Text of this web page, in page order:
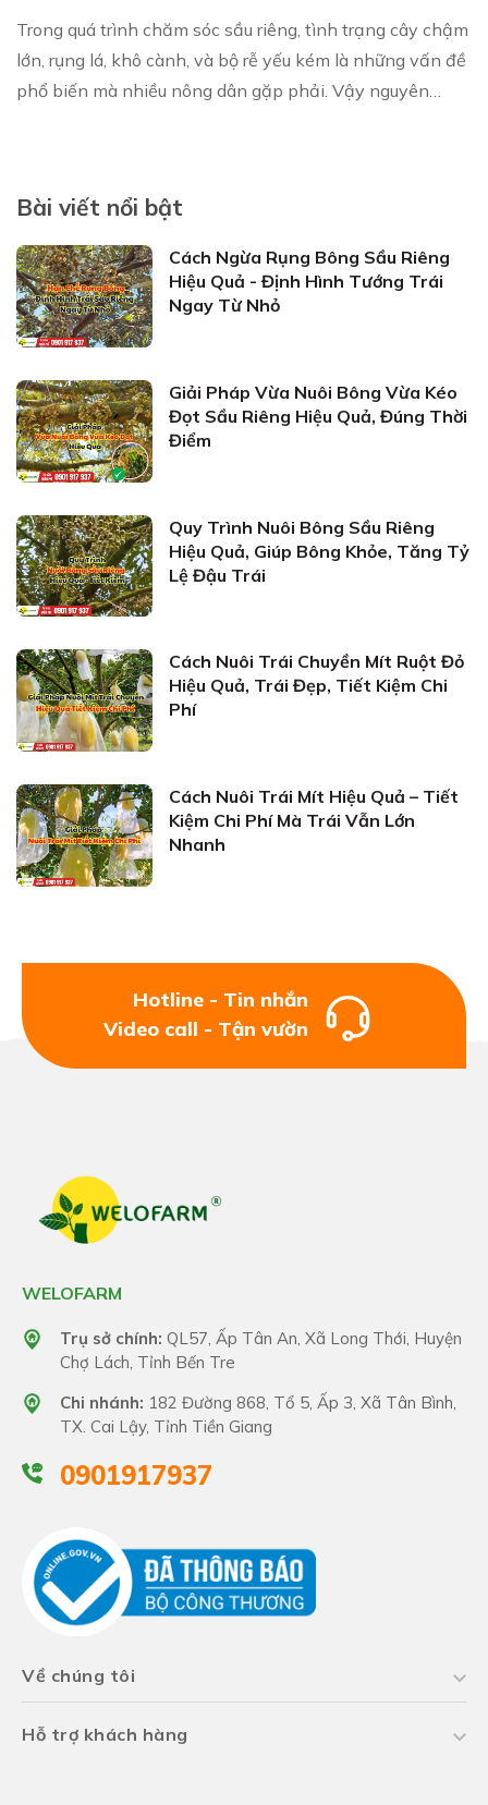
Trong quá trình chăm sóc sầu riêng, tình trạng cây chậm
lớn, rụng lá, khô cành, và bộ rễ yếu kém là những vấn đề
phổ biến mà nhiều nông dân gặp phải. Vậy nguyên
Bài viết nổi bật
Cách Ngừa Rụng Bông Sầu Riêng
Hiệu Quả - Định Hình Tướng Trái
Ngay Từ Nhỏ
Giải Pháp Vừa Nuôi Bông Vừa Kéo
Đọt Sầu Riêng Hiệu Quả, Đúng Thời
Điểm
Quy Trình Nuôi Bông Sầu Riêng
Hiệu Quả, Giúp Bông Khỏe, Tăng Tỷ
Lệ Đậu Trái
Cách Nuôi Trái Chuyền Mít Ruột Đỏ
Hiệu Quả, Trái Đẹp, Tiết Kiệm Chi
Phí
Cách Nuôi Trái Mít Hiệu Quả – Tiết
Kiệm Chi Phí Mà Trái Vẫn Lớn
Nhanh
Hotline - Tin nhắn
Video call - Tận vườn
WELOFARM
Trụ sở chính: QL57, Ấp Tân An, Xã Long Thới, Huyện
Chợ Lách, Tỉnh Bến Tre
Chi nhánh: 182 Đường 868, Tổ 5, Ấp 3, Xã Tân Bình,
TX. Cai Lậy, Tỉnh Tiền Giang
0901917937
Về chúng tôi
Hỗ trợ khách hàng